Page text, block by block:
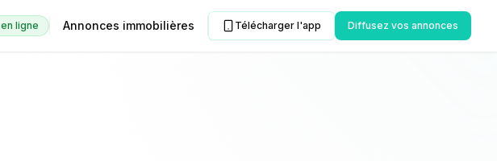
en ligne Annonces immobilières Télécharger l'app Diffusez vos annonces